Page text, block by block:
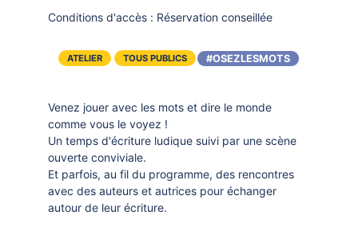
Conditions d'accès : Réservation conseillée
ATELIER TOUS PUBLICS #OSEZLESMOTS
Venez jouer avec les mots et dire le monde
comme vous le voyez !
Un temps d'écriture ludique suivi par une scène
ouverte conviviale.
Et parfois, au fil du programme, des rencontres
avec des auteurs et autrices pour échanger
autour de leur écriture.